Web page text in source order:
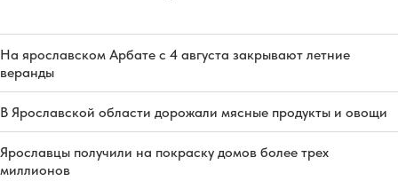
На ярославском Арбате с 4 августа закрывают летние
веранды
В Ярославской области дорожали мясные продукты и овощи
Ярославцы получили на покраску домов более трех
миллионов